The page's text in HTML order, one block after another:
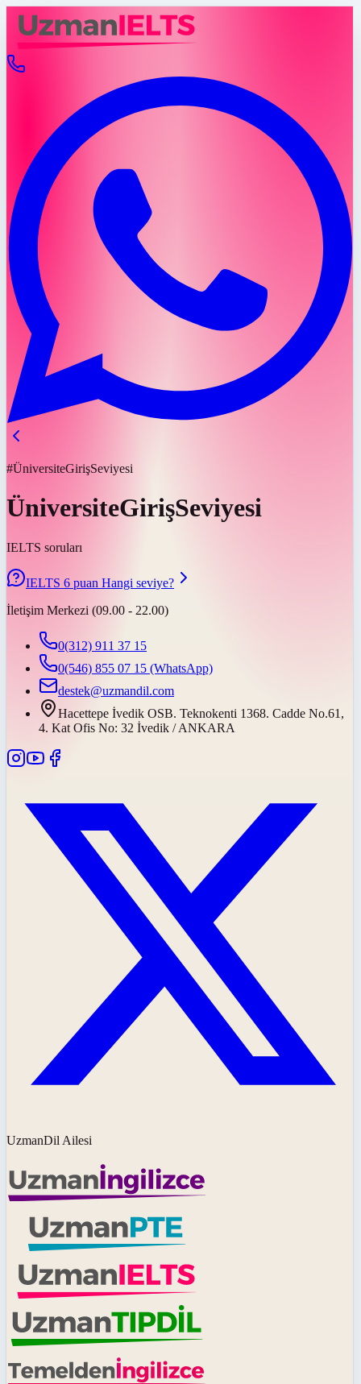
#ÜniversiteGirişSeviyesi
ÜniversiteGirişSeviyesi
IELTS soruları
IELTS 6 puan Hangi seviye?
İletişim Merkezi (09.00 - 22.00)
0(312) 911 37 15
0(546) 855 07 15 (WhatsApp)
destek@uzmandil.com
Hacettepe İvedik OSB. Teknokenti 1368. Cadde No.61,
4. Kat Ofis No: 32 İvedik / ANKARA
UzmanDil Ailesi